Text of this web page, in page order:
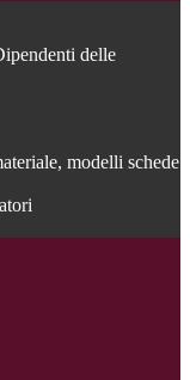
delle
modelli schede